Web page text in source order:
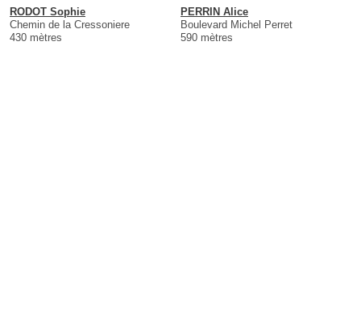
RODOT Sophie
Chemin de la Cressoniere
430 mètres
PERRIN Alice
Boulevard Michel Perret
590 mètres